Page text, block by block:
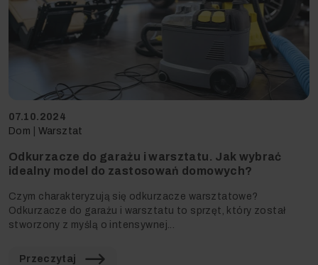
07.10.2024
Dom
Warsztat
Odkurzacze do garażu i warsztatu. Jak wybrać
idealny model do zastosowań domowych?
Czym charakteryzują się odkurzacze warsztatowe?
Odkurzacze do garażu i warsztatu to sprzęt, który został
stworzony z myślą o intensywnej...
Przeczytaj